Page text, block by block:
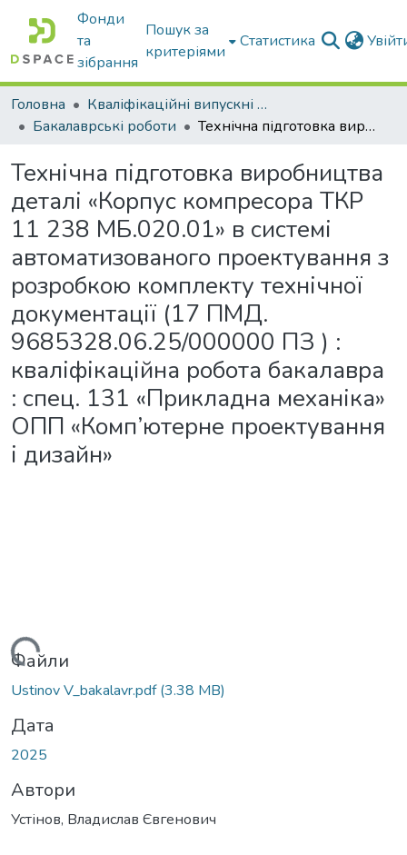
Фонди
та
зібрання
Пошук за
критеріями
Статистика
Головна
Кваліфікаційні випускні роботи бакалаврів і магістрів
Бакалаврські роботи
Технічна підготовка виробництва деталі «Корпус компресора ТКР 11 238 МБ.020.01» в системі автоматизованого проектування з розробкою комплекту технічної документації (17 ПМД. 9685328.06.25/000000 ПЗ ) : кваліфікаційна робота бакалавра : спец. 131 «Прикладна механіка» ОПП «Комп’ютерне проектування і дизайн»
Технічна підготовка виробництва
деталі «Корпус компресора ТКР
11 238 МБ.020.01» в системі
автоматизованого проектування з
розробкою комплекту технічної
документації (17 ПМД.
9685328.06.25/000000 ПЗ ) :
кваліфікаційна робота бакалавра
: спец. 131 «Прикладна механіка»
ОПП «Комп’ютерне проектування
і дизайн»
Файли
Ustinov V_bakalavr.pdf(3.38 MB)
Дата
2025
Автори
Устінов, Владислав Євгенович